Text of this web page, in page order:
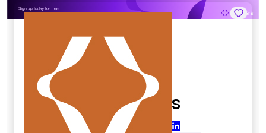
18 Coffees
18coffees.com